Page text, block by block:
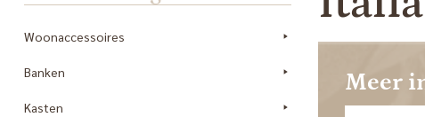
Woonaccessoires
Banken
Kasten
Meer